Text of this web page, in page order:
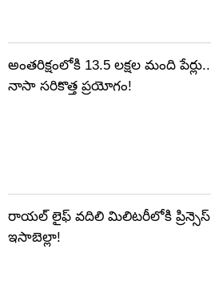
అంతరిక్షంలోకి 13.5 లక్షల మంది పేర్లు..
నాసా సరికొత్త ప్రయోగం!
రాయల్ లైఫ్ వదిలి మిలిటరీలోకి ప్రిన్సెస్
ఇసాబెల్లా!